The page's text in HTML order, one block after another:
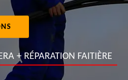
+ RÉPARATION FAITIÈRE